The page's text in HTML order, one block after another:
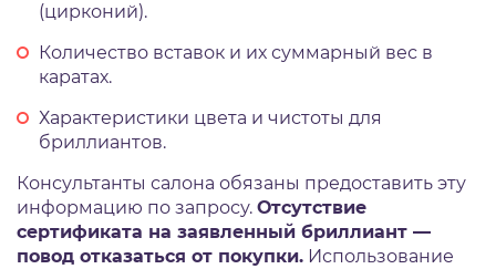
(цирконий).
Количество вставок и их суммарный вес в
каратах.
Характеристики цвета и чистоты для
бриллиантов.
Консультанты салона обязаны предоставить эту
информацию по запросу. Отсутствие
сертификата на заявленный бриллиант —
повод отказаться от покупки. Использование